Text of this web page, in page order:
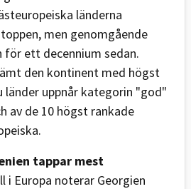
länderna
men genomgående
för ett decennium sedan.
den kontinent med högst
länder uppnår kategorin "god"
av de 10 högst rankade
tappar mest
i Europa noterar Georgien